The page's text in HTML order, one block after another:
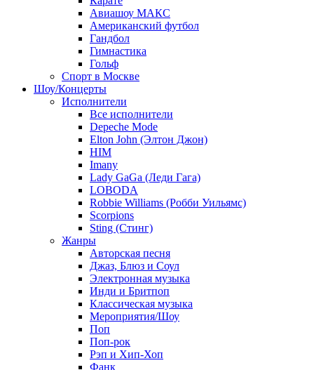
Авиашоу МАКС
Американский футбол
Гандбол
Гимнастика
Гольф
Спорт в Москве
Шоу/Концерты
Исполнители
Все исполнители
Depeche Mode
Elton John (Элтон Джон)
HIM
Imany
Lady GaGa (Леди Гага)
LOBODA
Robbie Williams (Робби Уильямс)
Scorpions
Sting (Стинг)
Жанры
Авторская песня
Джаз, Блюз и Соул
Электронная музыка
Инди и Бритпоп
Классическая музыка
Мероприятия/Шоу
Поп
Поп-рок
Рэп и Хип-Хоп
Фанк